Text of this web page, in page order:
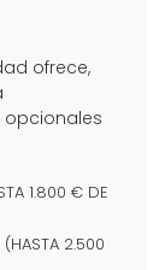
ofrece,
opcionales
1.800 € DE
(HASTA 2.500